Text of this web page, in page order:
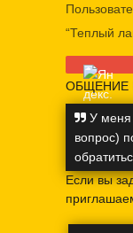
“Теплый
ОБЩЕНИЕ
У меня
вопрос)
Если вы